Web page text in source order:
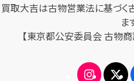
買取大吉は古物営業法に基づく
ま
【東京都公安委員会 古物